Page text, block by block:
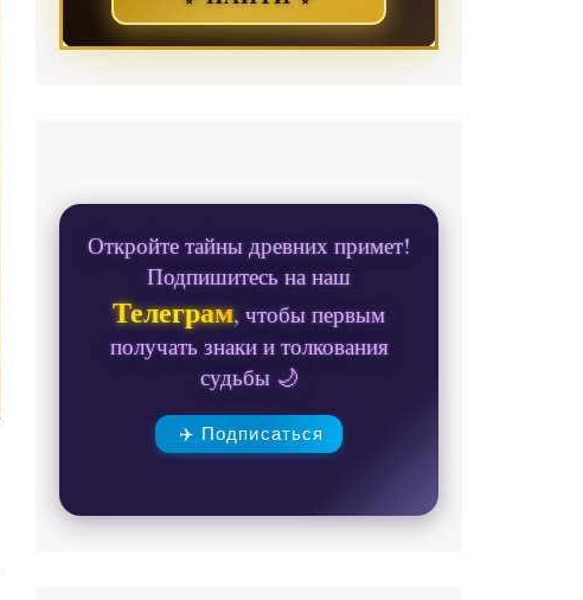
Откройте тайны древних примет!
Подпишитесь на наш
Телеграм, чтобы первым
получать знаки и толкования
судьбы 🌙
✈️ Подписаться